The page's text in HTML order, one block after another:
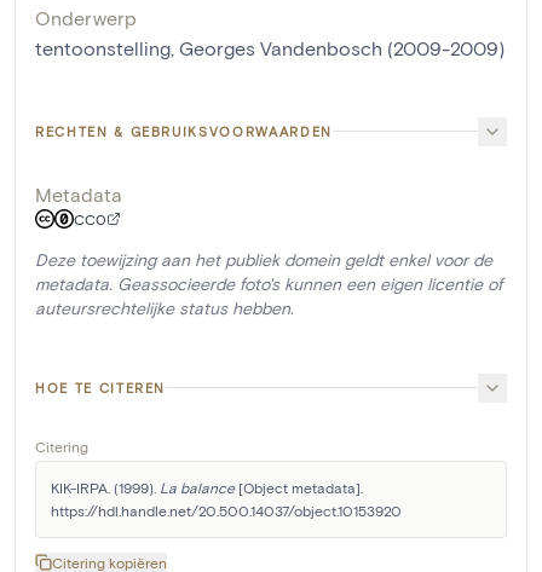
Onderwerp
tentoonstelling, Georges Vandenbosch (2009-2009)
RECHTEN & GEBRUIKSVOORWAARDEN
Metadata
CC0
Deze toewijzing aan het publiek domein geldt enkel voor de
metadata. Geassocieerde foto's kunnen een eigen licentie of
auteursrechtelijke status hebben.
HOE TE CITEREN
Citering
KIK-IRPA. (1999). La balance [Object metadata].
https://hdl.handle.net/20.500.14037/object.10153920
Citering kopiëren